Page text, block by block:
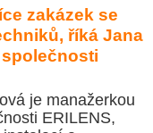
zakázek se
říká Jana
je manažerkou
ERILENS,